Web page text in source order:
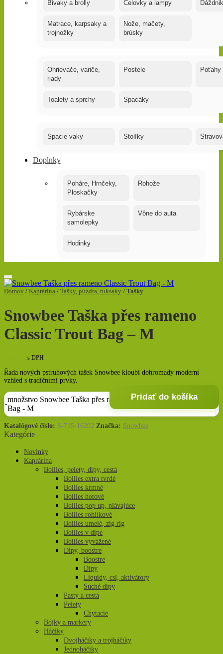
Bivaky a brolly Čelovky a lampy
Matrace, karpsaky a
trojnožky
Nože, mačety,
brúsky
Ohrievače, variče,
riady
Postele Poťahy
Toalety a sprchy Spacáky
Spacie vaky Stolíky
Doplnky
Poháre, Hrnčeky,
Ploskačky
Rohože
Rybárske
samolepky
Vône do auta
Hodinky
Domov / Kaprárina / Tašky, púzdra, ruksaky / Tašky
Snowbee Taška přes rameno
Classic Trout Bag – M
s DPH
Řada nových pstruhových tašek Snowbee kloubí dohromady moderní
vzhled s tradičními prvky.
množstvo Snowbee Taška přes rameno Classic Trout
Bag - M
Pridať do košíka
Katalógové číslo: S-735-16202 Značka: Snowbee
Kategórie
Novinky
Kaprárina
Boilies, pelety, dipy, cestá
Boilies extra tvrdé
Boilies krmné
Boilies hotové
Boilies pop up, plávajúce
Boilies rohlíkové
Boilies umelé, zig rig
Boilies v dipe
Boilies vyvážené
Dipy, boostre
Boostre
Dipy
Liquidy, csl, aktivátory
Suché dipy
Pasty a cestá
Pelety
Chytacie
Bójky a markery
Háčiky
Dvojháčiky a trojháčiky
Jednoháčiky